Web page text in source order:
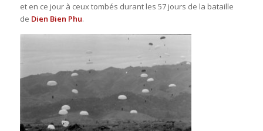
et en ce jour à ceux tombés durant les 57 jours de la bataille
de Dien Bien Phu.